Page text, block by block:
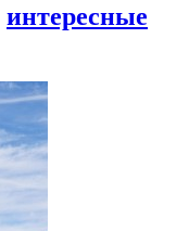
интересные